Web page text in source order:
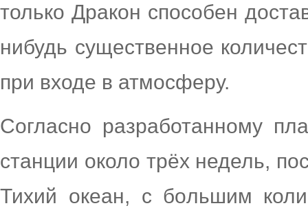
только Дракон способен
нибудь существенное
при входе в атмосферу.
Согласно разработанному
станции около трёх недель,
Тихий океан, с большим